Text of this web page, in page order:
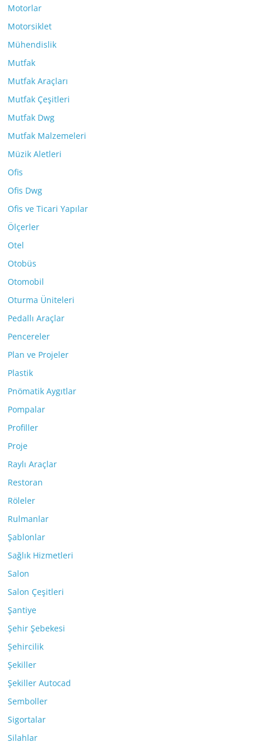
Motorlar
Motorsiklet
Mühendislik
Mutfak
Mutfak Araçları
Mutfak Çeşitleri
Mutfak Dwg
Mutfak Malzemeleri
Müzik Aletleri
Ofis
Ofis Dwg
Ofis ve Ticari Yapılar
Ölçerler
Otel
Otobüs
Otomobil
Oturma Üniteleri
Pedallı Araçlar
Pencereler
Plan ve Projeler
Plastik
Pnömatik Aygıtlar
Pompalar
Profiller
Proje
Raylı Araçlar
Restoran
Röleler
Rulmanlar
Şablonlar
Sağlık Hizmetleri
Salon
Salon Çeşitleri
Şantiye
Şehir Şebekesi
Şehircilik
Şekiller
Şekiller Autocad
Semboller
Sigortalar
Silahlar